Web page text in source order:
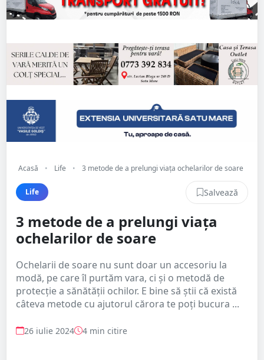
Acasă • Life • 3 metode de a prelungi viața ochelarilor de soare
Life Salvează
3 metode de a prelungi viața
ochelarilor de soare
Ochelarii de soare nu sunt doar un accesoriu la
modă, pe care îl purtăm vara, ci și o metodă de
protecție a sănătății ochilor. E bine să știi că există
câteva metode cu ajutorul cărora te poți bucura ...
26 iulie 2024 4 min citire